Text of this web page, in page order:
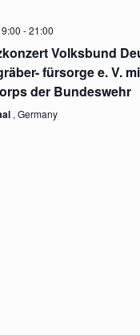
-21:00
Volksbund
fürsorge e. V.
der Bundeswehr
, Germany